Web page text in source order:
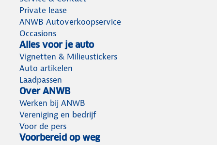
Private lease
ANWB Autoverkoopservice
Occasions
Alles voor je auto
Vignetten & Milieustickers
Auto artikelen
Laadpassen
Over ANWB
Werken bij ANWB
Vereniging en bedrijf
Voor de pers
Voorbereid op weg